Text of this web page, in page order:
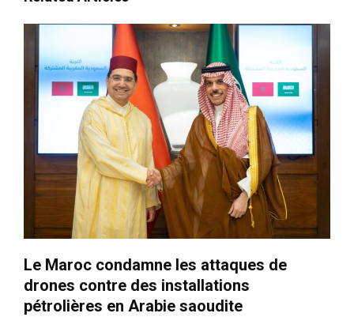
Le Maroc condamne les attaques de
drones contre des installations
pétrolières en Arabie saoudite